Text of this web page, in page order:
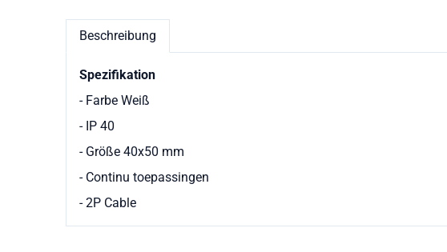
Beschreibung
Spezifikation
- Farbe Weiß
- IP 40
- Größe 40x50 mm
- Continu toepassingen
- 2P Cable